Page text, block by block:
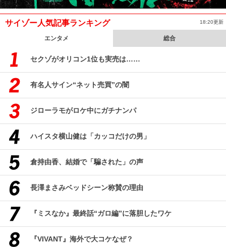
サイゾー人気記事ランキング 18:20更新
エンタメ 総合
セクゾがオリコン1位も実売は……
有名人サイン“ネット売買”の闇
ジローラモがロケ中にガチナンパ
ハイスタ横山健は「カッコだけの男」
倉持由香、結婚で「騙された」の声
長澤まさみベッドシーン称賛の理由
『ミスなか』最終話“ガロ編”に落胆したワケ
『VIVANT』海外で大コケなぜ？